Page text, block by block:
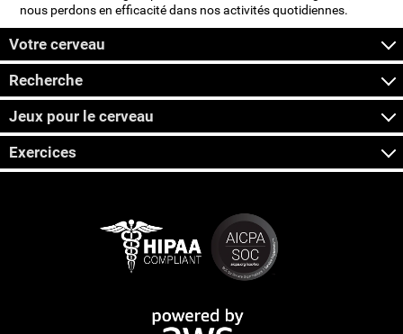
nous perdons en efficacité dans nos activités quotidiennes.
Votre cerveau
Recherche
Jeux pour le cerveau
Exercices